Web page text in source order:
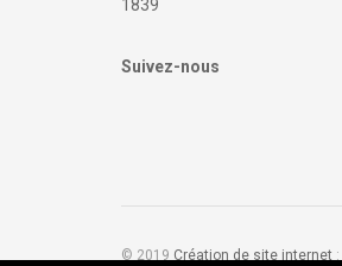
1839
Suivez-nous
© 2019 Création de site internet :